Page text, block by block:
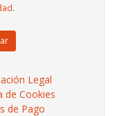
.
Legal
de Cookies
de Pago